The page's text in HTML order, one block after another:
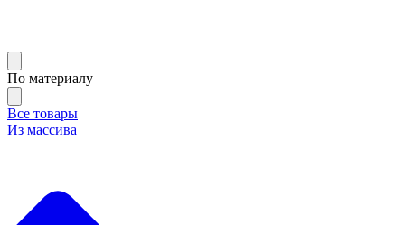
По материалу
Все товары
Из массива